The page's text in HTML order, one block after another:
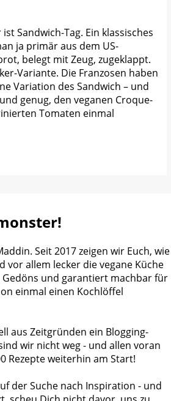
Sandwich-Tag. Ein klassisches
ja primär aus dem US-
belegt mit Zeug, zugeklappt.
Variante. Die Franzosen haben
Variation des Sandwich – und
genug, den veganen Croque-
Tomaten einmal
Seit 2017 zeigen wir Euch, wie
vor allem lecker die vegane Küche
Gedöns und garantiert machbar für
einmal einen Kochlöffel
aus Zeitgründen ein Blogging-
wir nicht weg - und allen voran
Rezepte weiterhin am Start!
der Suche nach Inspiration - und